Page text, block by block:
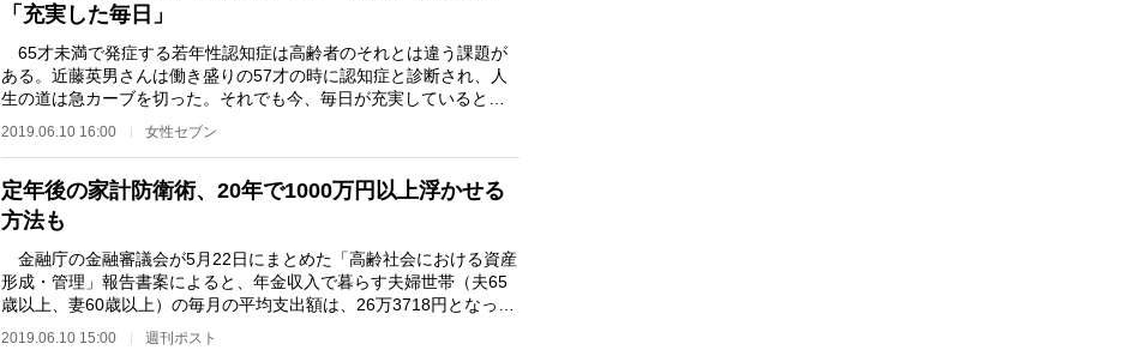
「充実した毎日」
65才未満で発症する若年性認知症は高齢者のそれとは違う課題が
ある。近藤英男さんは働き盛りの57才の時に認知症と診断され、人
生の道は急カーブを切った。それでも今、毎日が充実しているとい
う。女性記者Nが、近…
2019.06.10 16:00 女性セブン
定年後の家計防衛術、20年で1000万円以上浮かせる
方法も
金融庁の金融審議会が5月22日にまとめた「高齢社会における資産
形成・管理」報告書案によると、年金収入で暮らす夫婦世帯（夫65
歳以上、妻60歳以上）の毎月の平均支出額は、26万3718円となって
いる（出典は総務省…
2019.06.10 15:00 週刊ポスト